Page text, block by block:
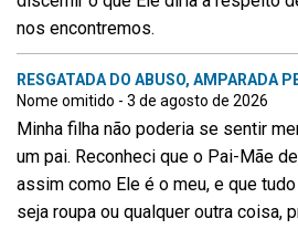
nos encontremos.
RESGATADA DO ABUSO, AMPARADA
Nome omitido - 3 de agosto de 2026
Minha filha não poderia se sentir
um pai. Reconheci que o Pai-Mãe
assim como Ele é o meu, e que
seja roupa ou qualquer outra coisa,